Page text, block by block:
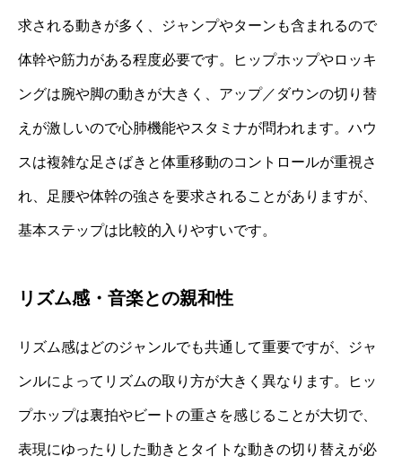
求される動きが多く、ジャンプやターンも含まれるので
体幹や筋力がある程度必要です。ヒップホップやロッキ
ングは腕や脚の動きが大きく、アップ／ダウンの切り替
えが激しいので心肺機能やスタミナが問われます。ハウ
スは複雑な足さばきと体重移動のコントロールが重視さ
れ、足腰や体幹の強さを要求されることがありますが、
基本ステップは比較的入りやすいです。
リズム感・音楽との親和性
リズム感はどのジャンルでも共通して重要ですが、ジャ
ンルによってリズムの取り方が大きく異なります。ヒッ
プホップは裏拍やビートの重さを感じることが大切で、
表現にゆったりした動きとタイトな動きの切り替えが必